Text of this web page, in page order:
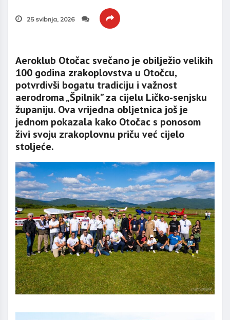
25 svibnja, 2026
Aeroklub Otočac svečano je obilježio velikih
100 godina zrakoplovstva u Otočcu,
potvrdivši bogatu tradiciju i važnost
aerodroma „Špilnik” za cijelu Ličko-senjsku
županiju. Ova vrijedna obljetnica još je
jednom pokazala kako Otočac s ponosom
živi svoju zrakoplovnu priču već cijelo
stoljeće.